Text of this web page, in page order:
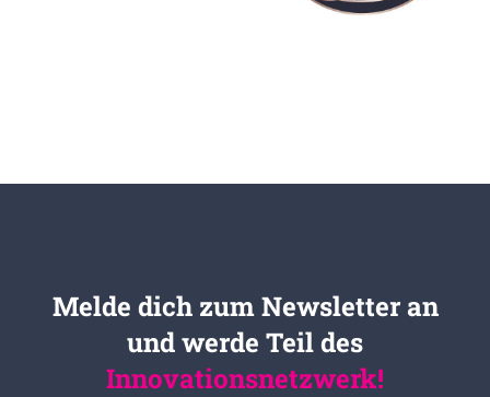
Melde dich zum Newsletter an
und werde Teil des
Innovationsnetzwerk!